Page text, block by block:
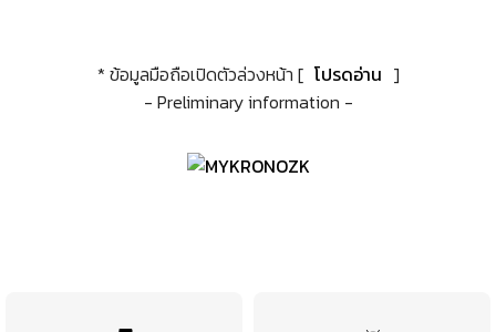
* ข้อมูลมือถือเปิดตัวล่วงหน้า [ โปรดอ่าน ]
- Preliminary information -